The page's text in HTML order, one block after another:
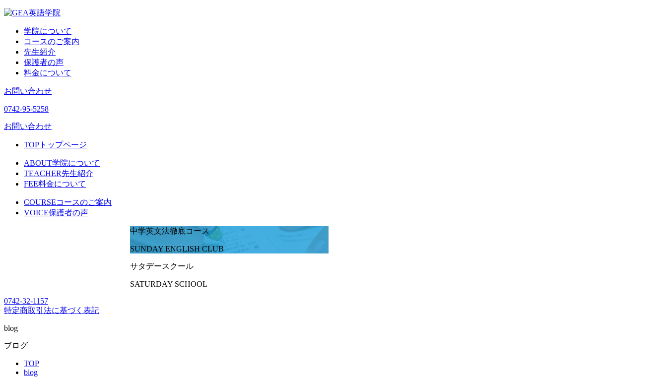
学院について
コースのご案内
先生紹介
保護者の声
料金について
お問い合わせ
0742-95-5258
お問い合わせ
TOP トップページ
ABOUT学院について
TEACHER先生紹介
FEE料金について
COURSEコースのご案内
VOICE保護者の声
中学英文法徹底コース
SUNDAY ENGLISH CLUB
サタデースクール
SATURDAY SCHOOL
0742-32-1157
特定商取引法に基づく表記
blog
ブログ
TOP
blog